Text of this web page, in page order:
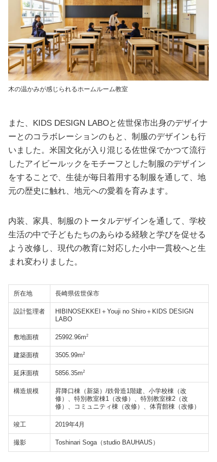
木の温かみが感じられるホームルーム教室
また、KIDS DESIGN LABOと佐世保市出身のデザイナ
ーとのコラボレーションのもと、制服のデザインも行
いました。米国文化が入り混じる佐世保でかつて流行
したアイビールックをモチーフとした制服のデザイン
をすることで、生徒が毎日着用する制服を通して、地
元の歴史に触れ、地元への愛着を育みます。
内装、家具、制服のトータルデザインを通して、学校
生活の中で子どもたちのあらゆる経験と学びを促せる
よう改修し、現代の教育に対応した小中一貫校へと生
まれ変わりました。
所在地 長崎県佐世保市
設計監理者
HIBINOSEKKEI＋Youji no Shiro＋KIDS DESIGN
LABO
敷地面積 25992.96m2
建築面積 3505.99m2
延床面積 5856.35m2
構造規模
昇降口棟（新築）/鉄骨造1階建、小学校棟（改
修）、特別教室棟1（改修）、特別教室棟2（改
修）、コミュニティ棟（改修）、体育館棟（改修）
竣工 2019年4月
撮影 Toshinari Soga（studio BAUHAUS）